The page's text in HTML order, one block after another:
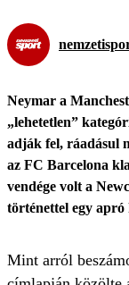
Neymar a
„lehetetlen”
adják fel, ráadásul
az FC Barcelona
vendége volt a
történettel egy apró
Mint arról